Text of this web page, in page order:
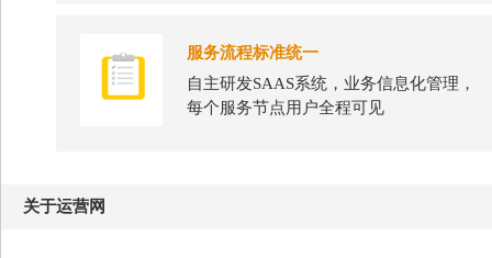
服务流程标准统一
自主研发SAAS系统，业务信息化管理，
每个服务节点用户全程可见
关于运营网